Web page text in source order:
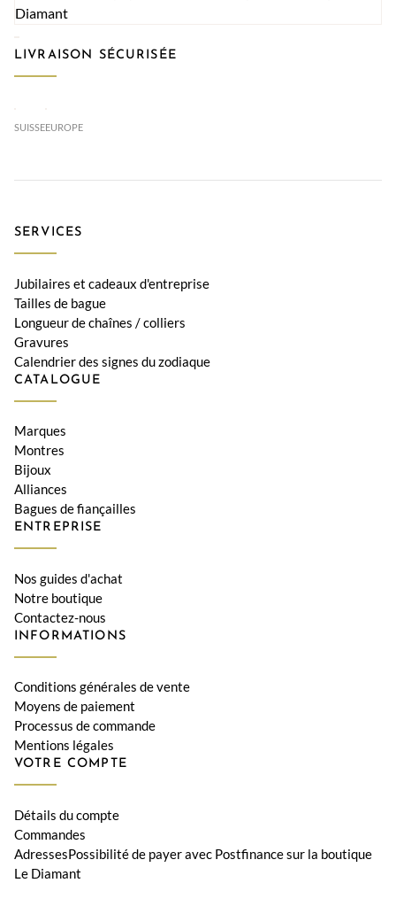
LIVRAISON SÉCURISÉE
SUISSEEUROPE
SERVICES
Jubilaires et cadeaux d'entreprise
Tailles de bague
Longueur de chaînes / colliers
Gravures
Calendrier des signes du zodiaque
CATALOGUE
Marques
Montres
Bijoux
Alliances
Bagues de fiançailles
ENTREPRISE
Nos guides d'achat
Notre boutique
Contactez-nous
INFORMATIONS
Conditions générales de vente
Moyens de paiement
Processus de commande
Mentions légales
VOTRE COMPTE
Détails du compte
Commandes
AdressesPossibilité de payer avec Postfinance sur la boutique
Le Diamant